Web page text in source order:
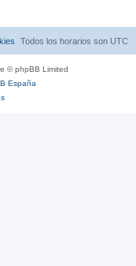
Todos los horarios son UTC
© phpBB Limited
España